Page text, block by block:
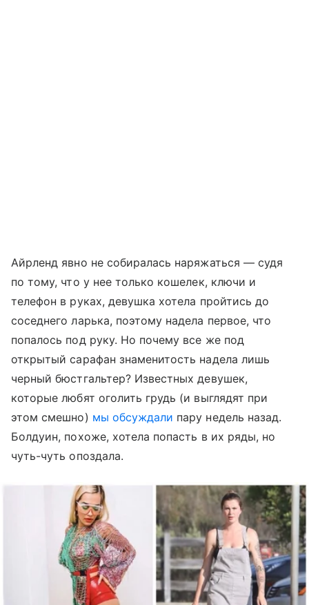
Айрленд явно не собиралась наряжаться — судя
по тому, что у нее только кошелек, ключи и
телефон в руках, девушка хотела пройтись до
соседнего ларька, поэтому надела первое, что
попалось под руку. Но почему все же под
открытый сарафан знаменитость надела лишь
черный бюстгальтер? Известных девушек,
которые любят оголить грудь (и выглядят при
этом смешно) мы обсуждали пару недель назад.
Болдуин, похоже, хотела попасть в их ряды, но
чуть-чуть опоздала.